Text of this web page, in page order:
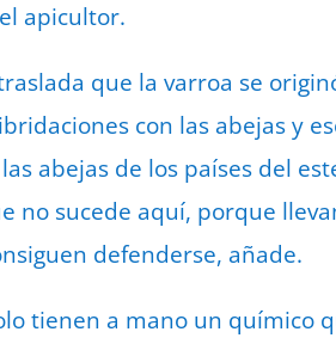
apicultor.
que la varroa se
con las abejas y
abejas de los países del
no sucede aquí, porque
defenderse, añade.
tienen a mano un químico